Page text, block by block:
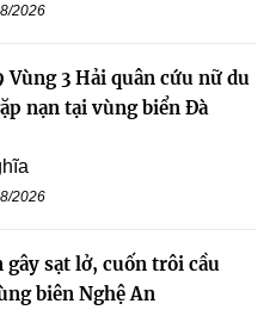
2026
Vùng 3 Hải quân cứu nữ du
nạn tại vùng biển Đà
2026
gây sạt lở, cuốn trôi cầu
biên Nghệ An